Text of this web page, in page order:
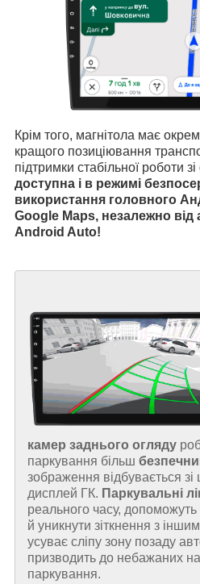
Крім того, магнітола має
кращого позиціювання
підтримки стабільної роботи
доступна і в режимі
використання головного
Google Maps, незалежно від
Android Auto!
камер заднього огляду
паркування більш
зображення відбувається
дисплей ГК. Паркувальні
реального часу,
й уникнути зіткнення з
усуває сліпу зону позаду
призводить до небажаних
паркування.